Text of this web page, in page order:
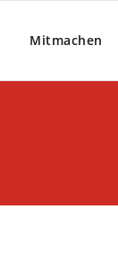
Mitmachen